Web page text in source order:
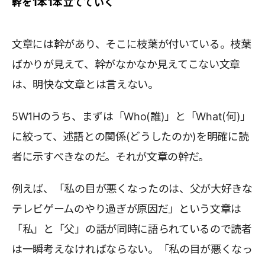
文章には幹があり、そこに枝葉が付いている。枝葉
ばかりが見えて、幹がなかなか見えてこない文章
は、明快な文章とは言えない。
5W1Hのうち、まずは「Who(誰)」と「What(何)」
に絞って、述語との関係(どうしたのか)を明確に読
者に示すべきなのだ。それが文章の幹だ。
例えば、「私の目が悪くなったのは、父が大好きな
テレビゲームのやり過ぎが原因だ」という文章は
「私」と「父」の話が同時に語られているので読者
は一瞬考えなければならない。「私の目が悪くなっ